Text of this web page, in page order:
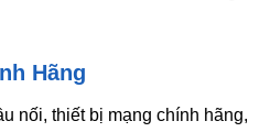
Hãng
nối, thiết bị mạng chính hãng,